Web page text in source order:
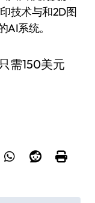
技术与和2D图
系统。